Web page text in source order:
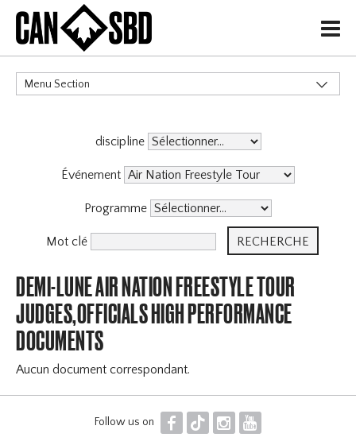
H
Menu Section
discipline
Événement
Programme
Mot clé
DEMI-LUNE AIR NATION FREESTYLE TOUR
JUDGES,OFFICIALS HIGH PERFORMANCE
DOCUMENTS
Aucun document correspondant.
Follow us on F T I Y